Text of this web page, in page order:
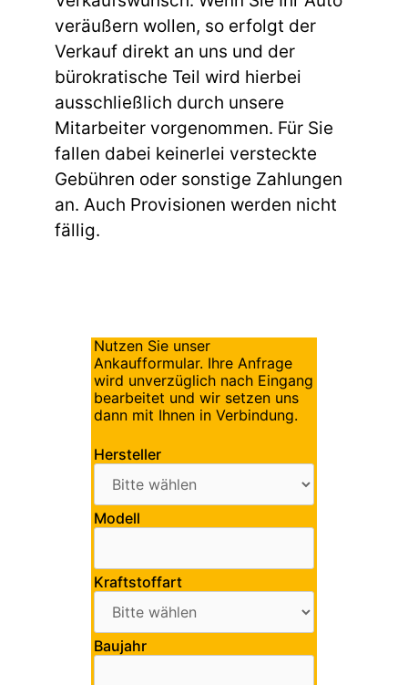
veräußern wollen, so erfolgt der
Verkauf direkt an uns und der
bürokratische Teil wird hierbei
ausschließlich durch unsere
Mitarbeiter vorgenommen. Für Sie
fallen dabei keinerlei versteckte
Gebühren oder sonstige Zahlungen
an. Auch Provisionen werden nicht
fällig.
Nutzen Sie unser
Ankaufformular. Ihre Anfrage
wird unverzüglich nach Eingang
bearbeitet und wir setzen uns
dann mit Ihnen in Verbindung.
Hersteller
Modell
Kraftstoffart
Baujahr